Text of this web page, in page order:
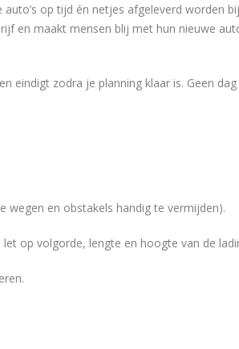
op tijd én netjes afgeleverd worden
en maakt mensen blij met hun nieuwe
eindigt zodra je planning klaar is. Geen
wegen en obstakels handig te vermijden).
op volgorde, lengte en hoogte van de